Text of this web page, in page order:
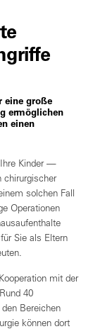
eine große
ermöglichen
einen
Kinder —
solchen Fall
Operationen
Sie als Eltern
mit der
40
Bereichen
können dort